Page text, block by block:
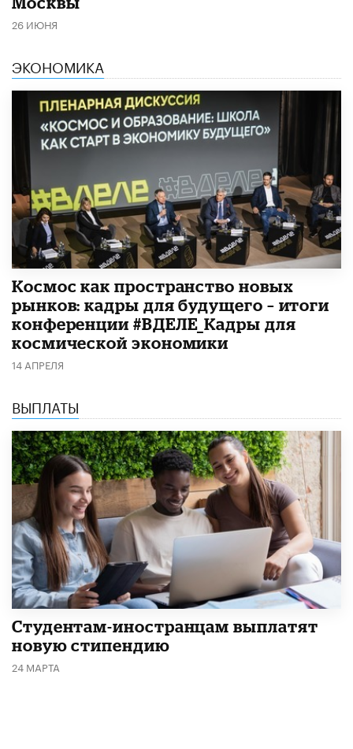
26 ИЮНЯ
ЭКОНОМИКА
Космос как пространство новых
рынков: кадры для будущего – итоги
конференции #ВДЕЛЕ_Кадры для
космической экономики
14 АПРЕЛЯ
ВЫПЛАТЫ
Студентам-иностранцам выплатят
новую стипендию
24 МАРТА